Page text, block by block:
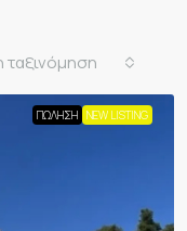
ταξινόμηση
ΠΏΛΗΣΗ NEW LISTING